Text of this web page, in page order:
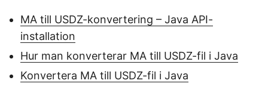
MA till USDZ-konvertering – Java API-
installation
Hur man konverterar MA till USDZ-fil i Java
Konvertera MA till USDZ-fil i Java